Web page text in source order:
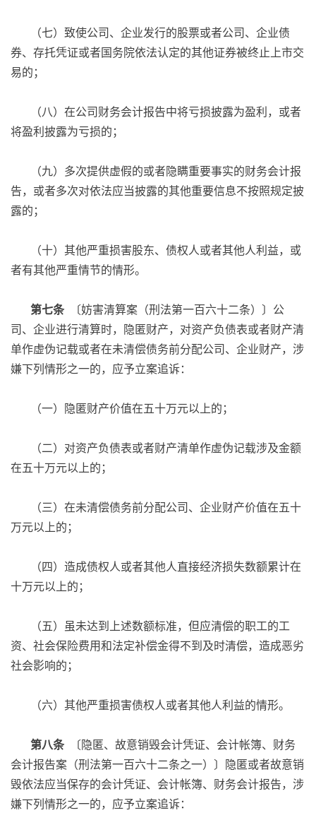
（七）致使公司、企业发行的股票或者公司、企业债
券、存托凭证或者国务院依法认定的其他证券被终止上市交
易的；
（八）在公司财务会计报告中将亏损披露为盈利，或者
将盈利披露为亏损的；
（九）多次提供虚假的或者隐瞒重要事实的财务会计报
告，或者多次对依法应当披露的其他重要信息不按照规定披
露的；
（十）其他严重损害股东、债权人或者其他人利益，或
者有其他严重情节的情形。
第七条 〔妨害清算案（刑法第一百六十二条）〕公
司、企业进行清算时，隐匿财产，对资产负债表或者财产清
单作虚伪记载或者在未清偿债务前分配公司、企业财产，涉
嫌下列情形之一的，应予立案追诉：
（一）隐匿财产价值在五十万元以上的；
（二）对资产负债表或者财产清单作虚伪记载涉及金额
在五十万元以上的；
（三）在未清偿债务前分配公司、企业财产价值在五十
万元以上的；
（四）造成债权人或者其他人直接经济损失数额累计在
十万元以上的；
（五）虽未达到上述数额标准，但应清偿的职工的工
资、社会保险费用和法定补偿金得不到及时清偿，造成恶劣
社会影响的；
（六）其他严重损害债权人或者其他人利益的情形。
第八条
〔隐匿、故意销毁会计凭证、会计帐簿、财务
会计报告案（刑法第一百六十二条之一）〕隐匿或者故意销
毁依法应当保存的会计凭证、会计帐簿、财务会计报告，涉
嫌下列情形之一的，应予立案追诉：